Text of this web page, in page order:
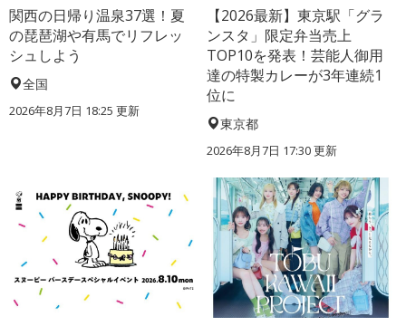
関西の日帰り温泉37選！夏
の琵琶湖や有馬でリフレッ
シュしよう
全国
2026年8月7日 18:25 更新
【2026最新】東京駅「グラ
ンスタ」限定弁当売上
TOP10を発表！芸能人御用
達の特製カレーが3年連続1
位に
東京都
2026年8月7日 17:30更新